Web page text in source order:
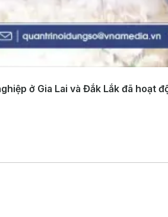
ở Gia Lai và Đắk Lắk đã hoạt